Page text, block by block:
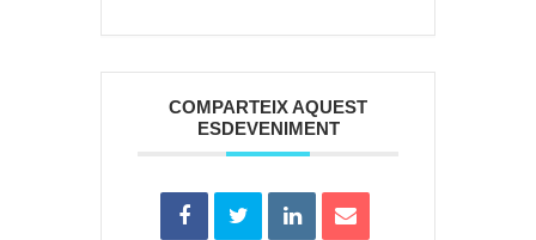
COMPARTEIX AQUEST
ESDEVENIMENT